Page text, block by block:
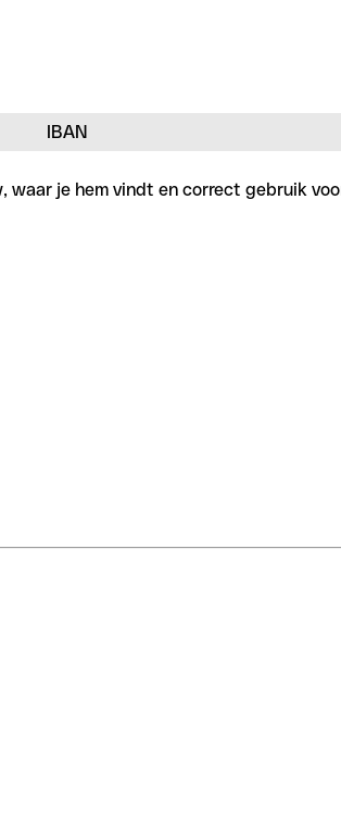
IBAN
waar je hem vindt en correct gebruik